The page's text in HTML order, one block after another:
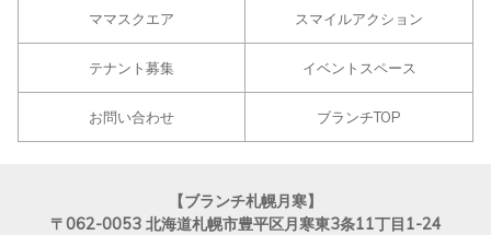
ママスクエア スマイルアクション
テナント募集 イベントスペース
お問い合わせ ブランチTOP
【ブランチ札幌月寒】
〒062-0053 北海道札幌市豊平区月寒東3条11丁目1-24